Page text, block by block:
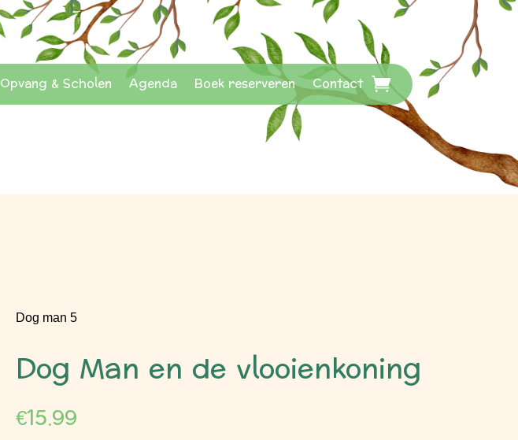
Opvang & Scholen Agenda Boek reserveren Contact
Dog man 5
Dog Man en de vlooienkoning
€15.99